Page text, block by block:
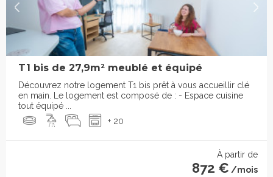
T1 bis de 27,9m² meublé et équipé
Découvrez notre logement T1 bis prêt à vous accueillir clé
en main. Le logement est composé de : - Espace cuisine
tout équipé ...
+ 20
À partir de
872 € /mois